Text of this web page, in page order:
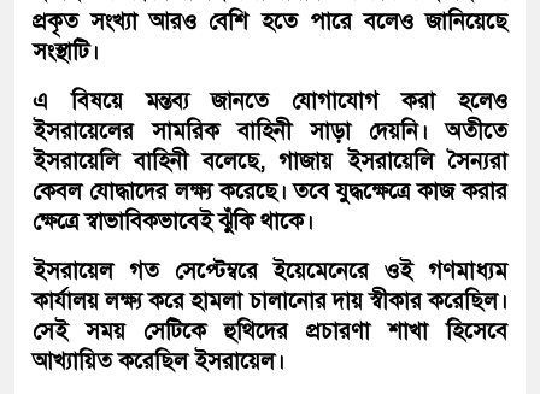
প্রকৃত সংখ্যা আরও বেশি হতে পারে বলেও জানিয়েছে
সংস্থাটি।
এ বিষয়ে মন্তব্য জানতে যোগাযোগ করা হলেও
ইসরায়েলের সামরিক বাহিনী সাড়া দেয়নি। অতীতে
ইসরায়েলি বাহিনী বলেছে, গাজায় ইসরায়েলি সৈন্যরা
কেবল যোদ্ধাদের লক্ষ্য করেছে। তবে যুদ্ধক্ষেত্রে কাজ করার
ক্ষেত্রে স্বাভাবিকভাবেই ঝুঁকি থাকে।
ইসরায়েল গত সেপ্টেম্বরে ইয়েমেনেরে ওই গণমাধ্যম
কার্যালয় লক্ষ্য করে হামলা চালানোর দায় স্বীকার করেছিল।
সেই সময় সেটিকে হুথিদের প্রচারণা শাখা হিসেবে
আখ্যায়িত করেছিল ইসরায়েল।